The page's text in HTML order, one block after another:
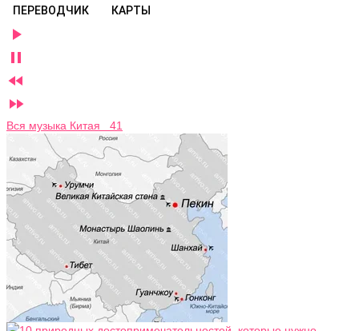
ПЕРЕВОДЧИК КАРТЫ




Вся музыка Китая 41